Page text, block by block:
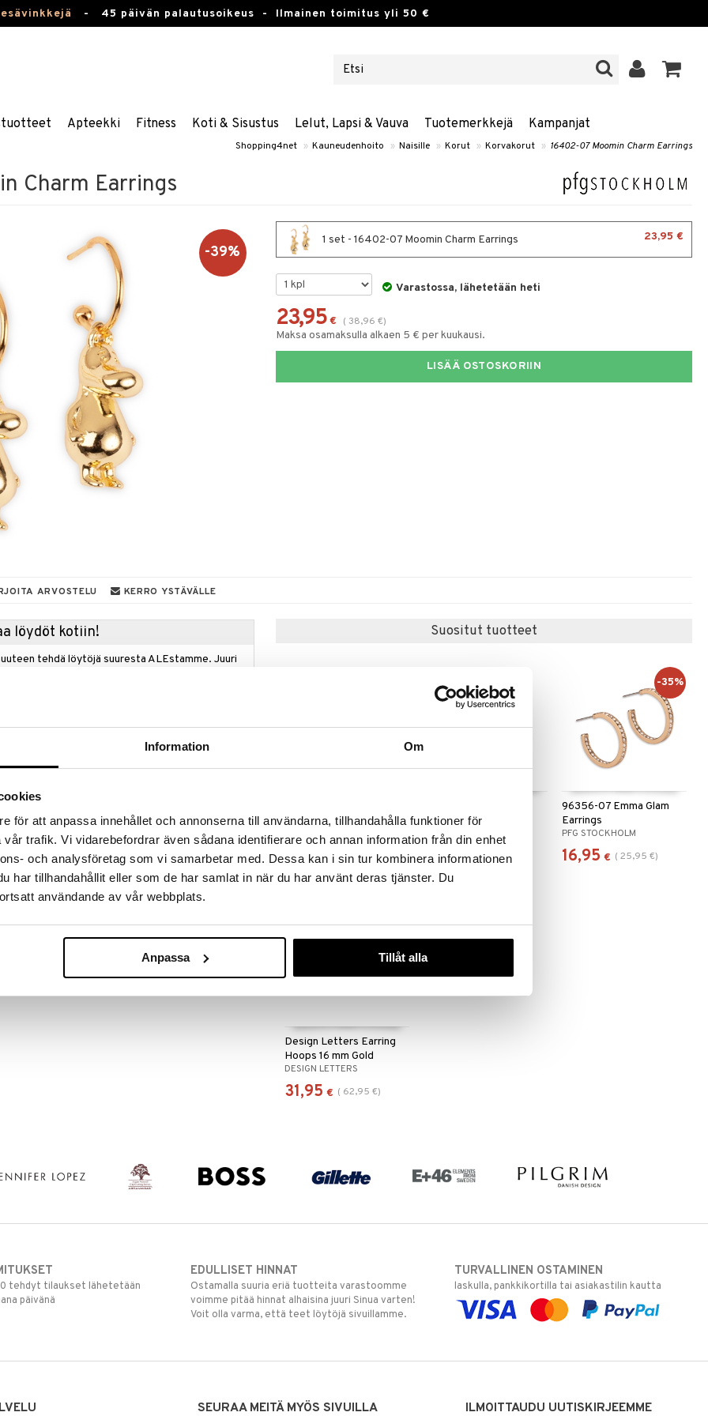
Information Om
för att anpassa innehållet och annonserna till användarna, tillhandahålla funktioner för
trafik. Vi vidarebefordrar även sådana identifierare och annan information från din enhet
och analysföretag som vi samarbetar med. Dessa kan i sin tur kombinera informationen
har tillhandahållit eller som de har samlat in när du har använt deras tjänster. Du
användande av vår webbplats.
Anpassa Tillåt alla
- 45 päivän palautusoikeus - Ilmainen toimitus yli 50 €
Apteekki Fitness Koti & Sisustus Lelut, Lapsi & Vauva Tuotemerkkejä Kampanjat
Shopping4net » Kauneudenhoito » Naisille » Korut » Korvakorut » 16402-07 Moomin Charm Earrings
Charm Earrings
-39%
1 set - 16402-07 Moomin Charm Earrings 23,95 €
Varastossa, lähetetään heti
23,95 € ( 38,96 €)
Maksa osamaksulla alkaen 5 € per kuukausi.
LISÄÄ OSTOSKORIIN
ARVOSTELU KERRO YSTÄVÄLLE
löydöt kotiin!
tehdä löytöjä suuresta ALEstamme. Juuri
ale-löydöt »
riippuvalla Muumihahmolla.
cm.
Suositut tuotteet
Earrings
PFG STOCKHOLM
23,95 € ( 38,96 €)
Hoop Earrings
PILGRIM
34,95 €
96356-07 Emma Glam
Earrings
PFG STOCKHOLM
16,95 € ( 25,95 €)
-35%
Design Letters Earring
Hoops 16 mm Gold
DESIGN LETTERS
31,95 € ( 62,95 €)
tehdyt tilaukset lähetetään
päivänä
EDULLISET HINNAT
Ostamalla suuria eriä tuotteita varastoomme
voimme pitää hinnat alhaisina juuri Sinua varten!
Voit olla varma, että teet löytöjä sivuillamme.
TURVALLINEN OSTAMINEN
laskulla, pankkikortilla tai asiakastilin kautta
SEURAA MEITÄ MYÖS SIVUILLA ILMOITTAUDU UUTISKIRJEEMME